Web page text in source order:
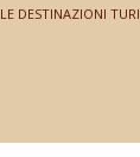
DESTINAZIONI